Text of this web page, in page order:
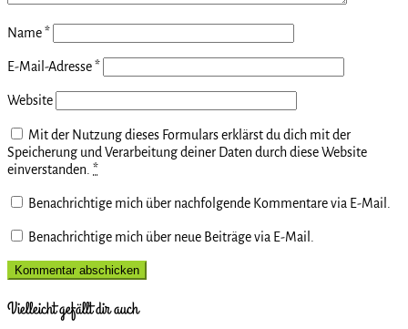
Name*
E-Mail-Adresse*
Website
Mit der Nutzung dieses Formulars erklärst du dich mit der
Speicherung und Verarbeitung deiner Daten durch diese Website
einverstanden. *
Benachrichtige mich über nachfolgende Kommentare via E-Mail.
Benachrichtige mich über neue Beiträge via E-Mail.
Vielleicht gefällt dir auch